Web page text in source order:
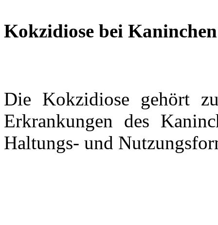
Kokzidiose bei Kaninchen
Die Kokzidiose gehört
Erkrankungen des
Haltungs- und